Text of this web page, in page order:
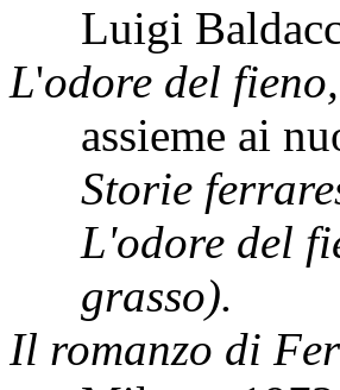
Luigi
L'odore del fieno,
assieme ai
Storie
L'odore del
grasso).
Il romanzo di